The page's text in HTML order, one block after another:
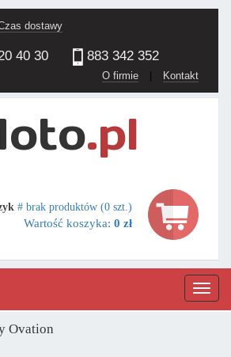
dostawy
40 30 883 342 352
O firmie | Kontakt
# brak produktów (0 szt.)
Wartość koszyka: 0 zł
Ovation